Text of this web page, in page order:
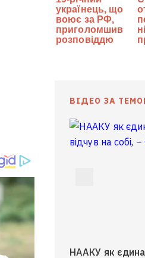
ВIДЕО ЗА
НААКУ як єдина